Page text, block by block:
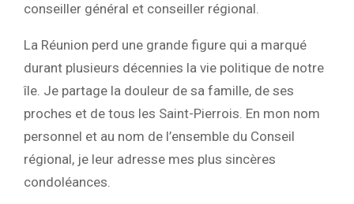
conseiller général et conseiller régional.
La Réunion perd une grande figure qui a marqué
durant plusieurs décennies la vie politique de notre
île. Je partage la douleur de sa famille, de ses
proches et de tous les Saint-Pierrois. En mon nom
personnel et au nom de l’ensemble du Conseil
régional, je leur adresse mes plus sincères
condoléances.